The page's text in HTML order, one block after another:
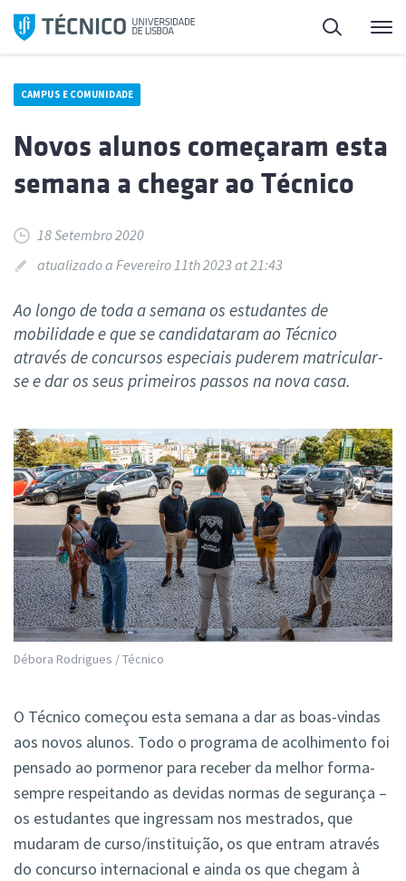
Saltar
para
Pesquisa
CAMPUS E COMUNIDADE
Novos alunos começaram esta
semana a chegar ao Técnico
18 Setembro 2020
atualizado a Fevereiro 11th 2023 at 21:43
Ao longo de toda a semana os estudantes de
mobilidade e que se candidataram ao Técnico
através de concursos especiais puderem matricular-
se e dar os seus primeiros passos na nova casa.
Débora Rodrigues / Técnico
O Técnico começou esta semana a dar as boas-vindas
aos novos alunos. Todo o programa de acolhimento foi
pensado ao pormenor para receber da melhor forma-
sempre respeitando as devidas normas de segurança –
os estudantes que ingressam nos mestrados, que
mudaram de curso/instituição, os que entram através
do concurso internacional e ainda os que chegam à